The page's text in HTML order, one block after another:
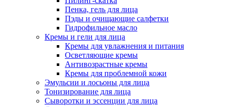
Пенка, гель для лица
Пэды и очищающие салфетки
Гидрофильное масло
Кремы и гели для лица
Кремы для увлажнения и питания
Осветляющие кремы
Антивозрастные кремы
Кремы для проблемной кожи
Эмульсии и лосьоны для лица
Тонизирование для лица
Сыворотки и эссенции для лица